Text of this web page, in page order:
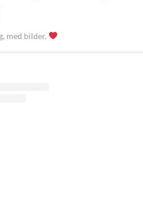
med bilder.